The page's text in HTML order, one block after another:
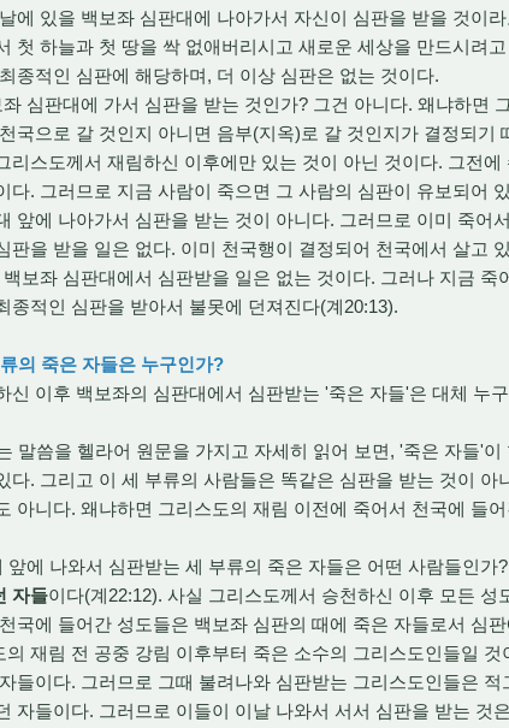
에 있을 백보좌 심판대에 나아가서 자신이 심판을 받을 것이
첫 하늘과 첫 땅을 싹 없애버리시고 새로운 세상을 만드시려
종적인 심판에 해당하며, 더 이상 심판은 없는 것이다.
심판대에 가서 심판을 받는 것인가? 그건 아니다. 왜냐하면
국으로 갈 것인지 아니면 음부(지옥)로 갈 것인지가 결정되기
리스도께서 재림하신 이후에만 있는 것이 아닌 것이다. 그전
다. 그러므로 지금 사람이 죽으면 그 사람의 심판이 유보되어
앞에 나아가서 심판을 받는 것이 아니다. 그러므로 이미 죽어
판을 받을 일은 없다. 이미 천국행이 결정되어 천국에서 살고
보좌 심판대에서 심판받을 일은 없는 것이다. 그러나 지금 죽
종적인 심판을 받아서 불못에 던져진다(계20:13).
의 죽은 자들은 누구인가?
신 이후 백보좌의 심판대에서 심판받는 '죽은 자들'은 대체 누
말씀을 헬라어 원문을 가지고 자세히 읽어 보면, '죽은 자들'
다. 그리고 이 세 부류의 사람들은 똑같은 심판을 받는 것이 아
아니다. 왜냐하면 그리스도의 재림 이전에 죽어서 천국에 들
에 나와서 심판받는 세 부류의 죽은 자들은 어떤 사람들인가?
자들이다(계22:12). 사실 그리스도께서 승천하신 이후 모든 성
국에 들어간 성도들은 백보좌 심판의 때에 죽은 자들로서 심
재림 전 공중 강림 이후부터 죽은 소수의 그리스도인들일
들이다. 그러므로 그때 불려나와 심판받는 그리스도인들은 적
자들이다. 그러므로 이들이 이날 나와서 서서 심판을 받는 것